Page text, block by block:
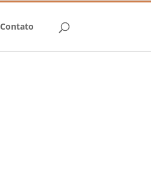
Contato